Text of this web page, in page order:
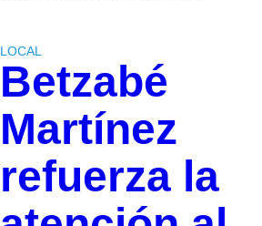
LOCAL
Betzabé
Martínez
refuerza la